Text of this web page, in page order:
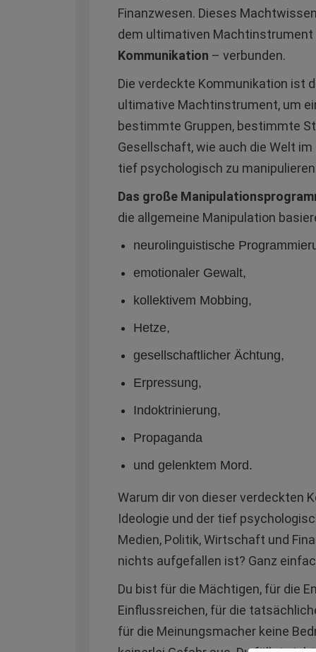
Finanzwesen. Dieses
dem ultimativen Machtinstrument
Kommunikation – verbunden.
Die verdeckte Kommunikation ist
ultimative Machtinstrument, um
bestimmte Gruppen, bestimmte
Gesellschaft, wie auch die Welt im
tief psychologisch zu
Das große
die allgemeine Manipulation
neurolinguistische
emotionaler Gewalt,
kollektivem Mobbing,
Hetze,
gesellschaftlicher Ächtung,
Erpressung,
Indoktrinierung,
Propaganda
und gelenktem Mord.
Warum dir von dieser verdeckten
Ideologie und der tief
Medien, Politik, Wirtschaft und
nichts aufgefallen ist? Ganz
Du bist für die Mächtigen, für die
Einflussreichen, für die
für die Meinungsmacher keine